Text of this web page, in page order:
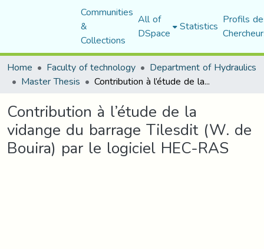
Communities
&
Collections
All of
DSpace Statistics Profils
Home
Faculty of technology Department of Hydraulics
Master Thesis Contribution à l’étude de la vidange du barrage Tilesdit (W. de Bouira) par le logiciel HEC-RAS
Contribution à l’étude de la
vidange du barrage Tilesdit (W. de
Bouira) par le logiciel HEC-RAS